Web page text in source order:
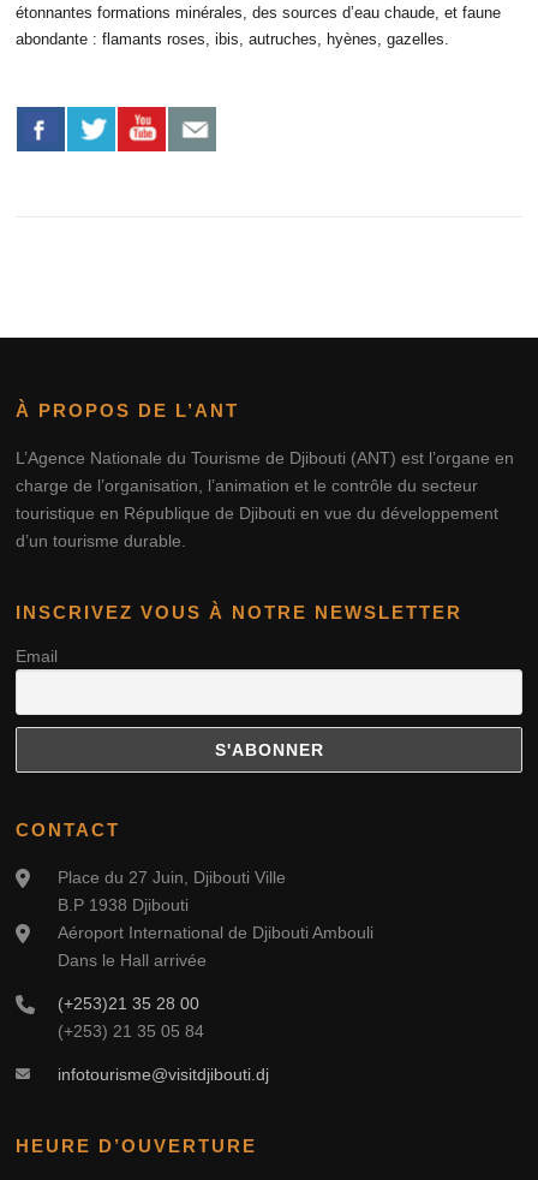
étonnantes formations minérales, des sources d’eau chaude, et faune
abondante : flamants roses, ibis, autruches, hyènes, gazelles.
À PROPOS DE L’ANT
L’Agence Nationale du Tourisme de Djibouti (ANT) est l’organe en
charge de l’organisation, l’animation et le contrôle du secteur
touristique en République de Djibouti en vue du développement
d’un tourisme durable.
INSCRIVEZ VOUS À NOTRE NEWSLETTER
Email
CONTACT
Place du 27 Juin, Djibouti Ville
B.P 1938 Djibouti
Aéroport International de Djibouti Ambouli
Dans le Hall arrivée
(+253)21 35 28 00
(+253) 21 35 05 84
infotourisme@visitdjibouti.dj
HEURE D’OUVERTURE